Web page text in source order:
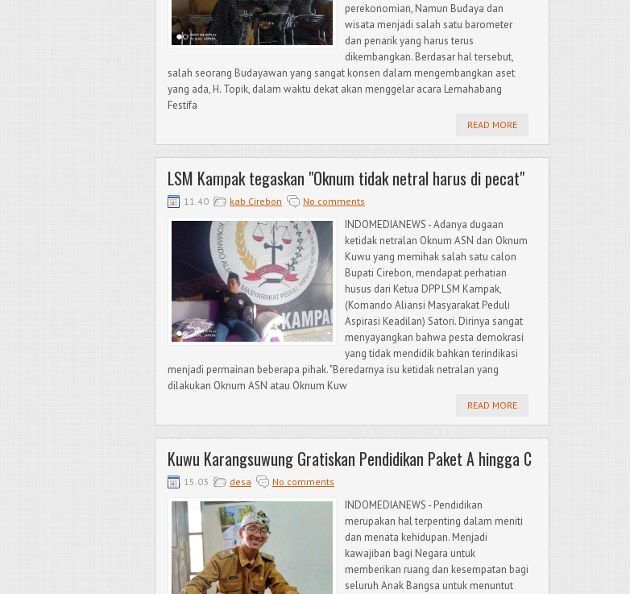
perekonomian, Namun Budaya dan
wisata menjadi salah satu barometer
dan penarik yang harus terus
dikembangkan. Berdasar hal tersebut,
salah seorang Budayawan yang sangat konsen dalam mengembangkan aset
yang ada, H. Topik, dalam waktu dekat akan menggelar acara Lemahabang
Festifa
READ MORE
LSM Kampak tegaskan "Oknum tidak netral harus di pecat"
11.40 kab Cirebon No comments
INDOMEDIANEWS - Adanya dugaan
ketidak netralan Oknum ASN dan Oknum
Kuwu yang memihak salah satu calon
Bupati Cirebon, mendapat perhatian
husus dari Ketua DPP LSM Kampak,
(Komando Aliansi Masyarakat Peduli
Aspirasi Keadilan) Satori. Dirinya sangat
menyayangkan bahwa pesta demokrasi
yang tidak mendidik bahkan terindikasi
menjadi permainan beberapa pihak. "Beredarnya isu ketidak netralan yang
dilakukan Oknum ASN atau Oknum Kuw
READ MORE
Kuwu Karangsuwung Gratiskan Pendidikan Paket A hingga C
15.03 desa No comments
INDOMEDIANEWS - Pendidikan
merupakan hal terpenting dalam meniti
dan menata kehidupan. Menjadi
kawajiban bagi Negara untuk
memberikan ruang dan kesempatan bagi
seluruh Anak Bangsa untuk menuntut